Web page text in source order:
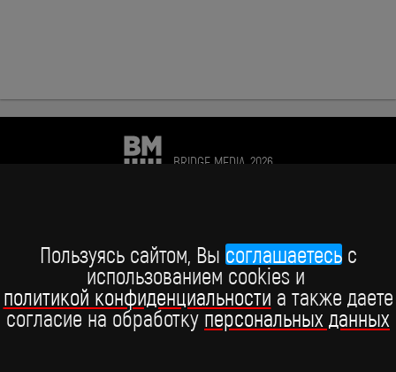
Пользуясь сайтом, Вы соглашаетесьc
использованием cookies и
политикой конфиденциальности а также даете
согласие на обработкуперсональных данных
BRIDGE MEDIA, 2026
Telegram BRIDGE MEDIA
Telegram BABY TIME
ВКонтакте